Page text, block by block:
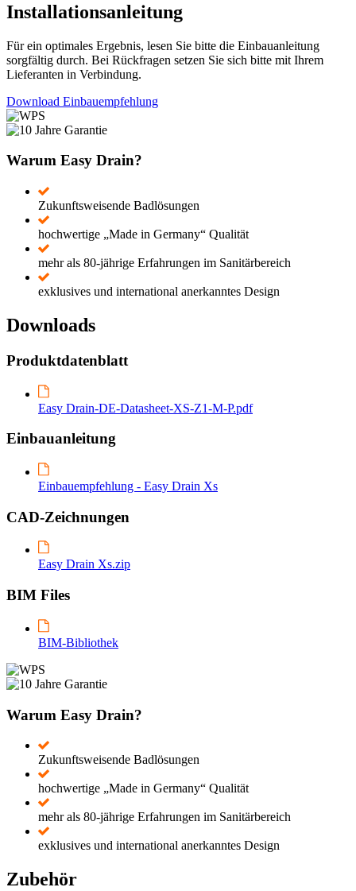
Installationsanleitung
Für ein optimales Ergebnis, lesen Sie bitte die Einbauanleitung
sorgfältig durch. Bei Rückfragen setzen Sie sich bitte mit Ihrem
Lieferanten in Verbindung.
Download Einbauempfehlung
Warum Easy Drain?
Zukunftsweisende Badlösungen
hochwertige „Made in Germany“ Qualität
mehr als 80-jährige Erfahrungen im Sanitärbereich
exklusives und international anerkanntes Design
Downloads
Produktdatenblatt
Easy Drain-DE-Datasheet-XS-Z1-M-P.pdf
Einbauanleitung
Einbauempfehlung - Easy Drain Xs
CAD-Zeichnungen
Easy Drain Xs.zip
BIM Files
BIM-Bibliothek
Warum Easy Drain?
Zukunftsweisende Badlösungen
hochwertige „Made in Germany“ Qualität
mehr als 80-jährige Erfahrungen im Sanitärbereich
exklusives und international anerkanntes Design
Zubehör